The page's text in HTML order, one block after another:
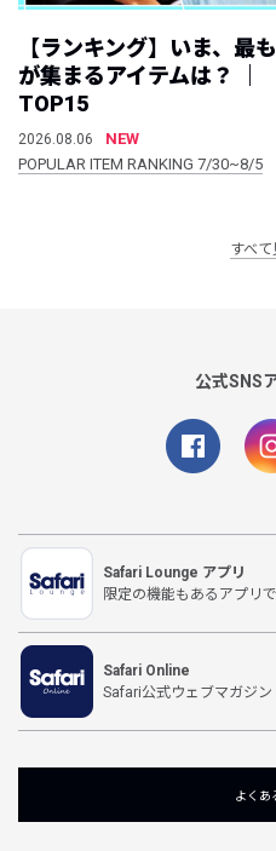
【ランキング】いま、最
が集まるアイテムは？ ｜
TOP15
2026.08.06
NEW
POPULAR ITEM RANKING 7/30~8/5
すべて
公式SNS
Safari Lounge アプリ
限定の機能もあるアプリ
Safari Online
Safari公式ウェブマガジン
よくあ